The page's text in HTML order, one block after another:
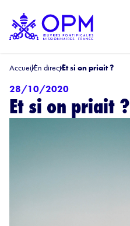
AccueilEn directEt si on priait ?
28/10/2020
Et si on priait ?